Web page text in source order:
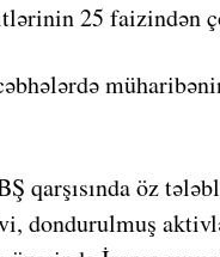
25 faizindən
qarşısında öz
dondurulmuş